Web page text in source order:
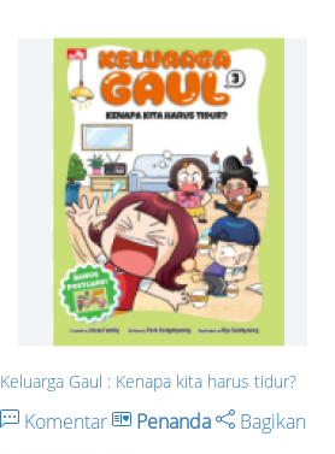
Keluarga Gaul : Kenapa kita harus tidur?
Komentar Penanda Bagikan